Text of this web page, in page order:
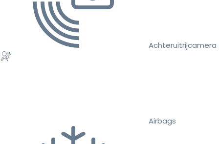
Achteruitrijcamera
Airbags